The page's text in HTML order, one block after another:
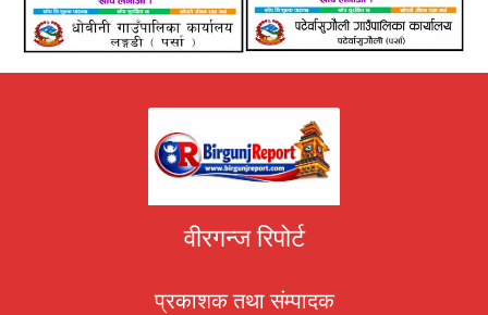
वीरगन्ज रिपोर्ट
प्रकाशक तथा संम्पादक